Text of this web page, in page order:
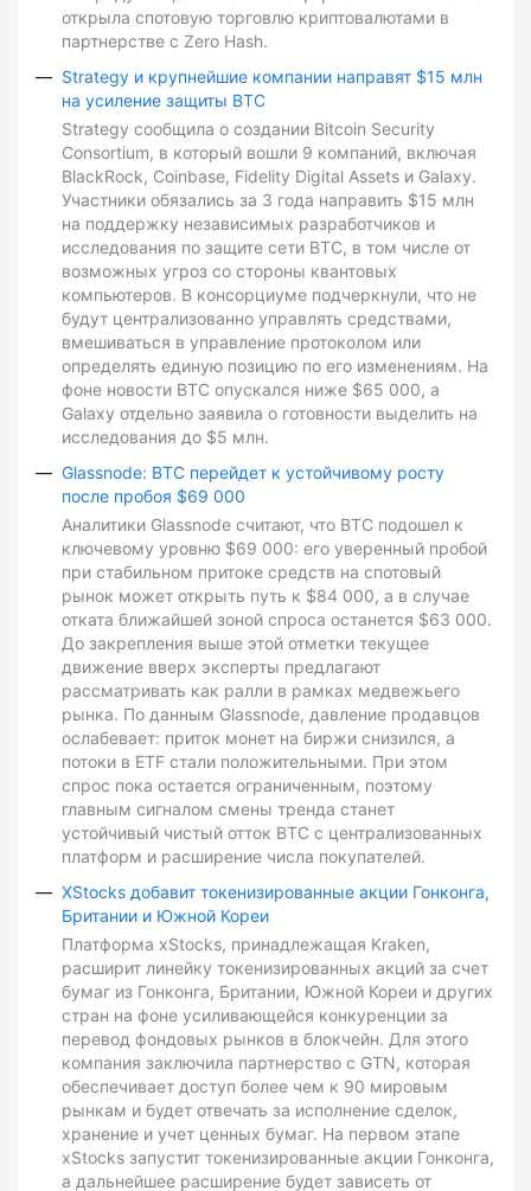
открыла спотовую торговлю криптовалютами в
партнерстве с Zero Hash.
Strategy и крупнейшие компании направят $15 млн
на усиление защиты BTC
Strategy сообщила о создании Bitcoin Security
Consortium, в который вошли 9 компаний, включая
BlackRock, Coinbase, Fidelity Digital Assets и Galaxy.
Участники обязались за 3 года направить $15 млн
на поддержку независимых разработчиков и
исследования по защите сети BTC, в том числе от
возможных угроз со стороны квантовых
компьютеров. В консорциуме подчеркнули, что не
будут централизованно управлять средствами,
вмешиваться в управление протоколом или
определять единую позицию по его изменениям. На
фоне новости BTC опускался ниже $65 000, а
Galaxy отдельно заявила о готовности выделить на
исследования до $5 млн.
Glassnode: BTC перейдет к устойчивому росту
после пробоя $69 000
Аналитики Glassnode считают, что BTC подошел к
ключевому уровню $69 000: его уверенный пробой
при стабильном притоке средств на спотовый
рынок может открыть путь к $84 000, а в случае
отката ближайшей зоной спроса останется $63 000.
До закрепления выше этой отметки текущее
движение вверх эксперты предлагают
рассматривать как ралли в рамках медвежьего
рынка. По данным Glassnode, давление продавцов
ослабевает: приток монет на биржи снизился, а
потоки в ETF стали положительными. При этом
спрос пока остается ограниченным, поэтому
главным сигналом смены тренда станет
устойчивый чистый отток BTC с централизованных
платформ и расширение числа покупателей.
XStocks добавит токенизированные акции Гонконга,
Британии и Южной Кореи
Платформа xStocks, принадлежащая Kraken,
расширит линейку токенизированных акций за счет
бумаг из Гонконга, Британии, Южной Кореи и других
стран на фоне усиливающейся конкуренции за
перевод фондовых рынков в блокчейн. Для этого
компания заключила партнерство с GTN, которая
обеспечивает доступ более чем к 90 мировым
рынкам и будет отвечать за исполнение сделок,
хранение и учет ценных бумаг. На первом этапе
xStocks запустит токенизированные акции Гонконга,
а дальнейшее расширение будет зависеть от